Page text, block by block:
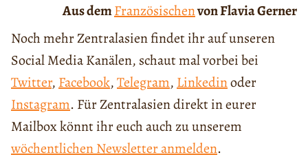
Aus demFranzösischenvon Flavia Gerner
Noch mehr Zentralasien findet ihr auf unseren
Social Media Kanälen, schaut mal vorbei bei
Twitter, Facebook,Telegram, Linkedinoder
Instagram. Für Zentralasien direkt in eurer
Mailbox könnt ihr euch auch zu unserem
wöchentlichen Newsletter anmelden.